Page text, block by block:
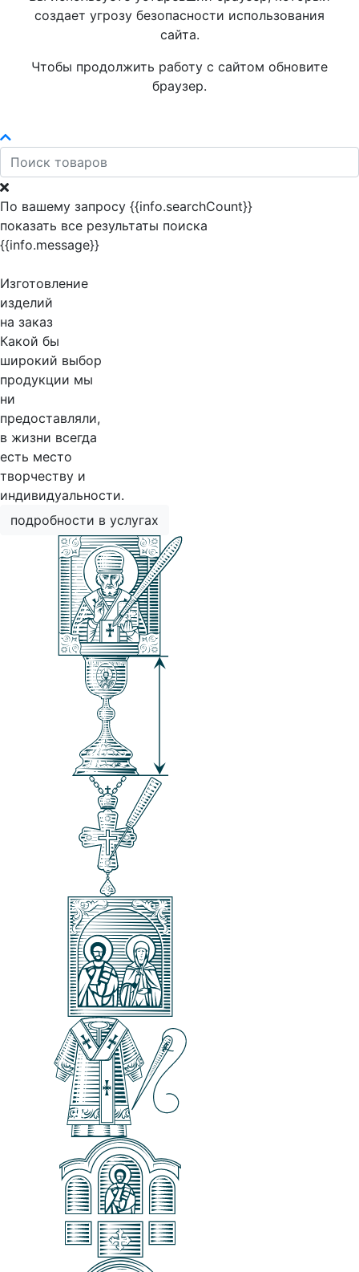
создает угрозу безопасности использования
сайта.
Чтобы продолжить работу с сайтом обновите
браузер.
По вашему запросу {{info.searchCount}}
показать все результаты поиска
{{info.message}}
Изготовление
изделий
на заказ
Какой бы
широкий выбор
продукции мы
ни
предоставляли,
в жизни всегда
есть место
творчеству и
индивидуальности.
подробности в услугах